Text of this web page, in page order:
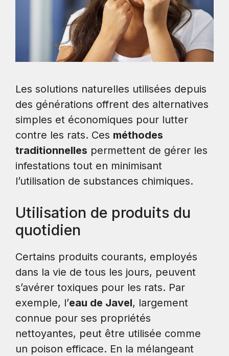
Les solutions naturelles utilisées depuis
des générations offrent des alternatives
simples et économiques pour lutter
contre les rats. Ces méthodes
traditionnelles permettent de gérer les
infestations tout en minimisant
l’utilisation de substances chimiques.
Utilisation de produits du
quotidien
Certains produits courants, employés
dans la vie de tous les jours, peuvent
s’avérer toxiques pour les rats. Par
exemple, l’eau de Javel, largement
connue pour ses propriétés
nettoyantes, peut être utilisée comme
un poison efficace. En la mélangeant